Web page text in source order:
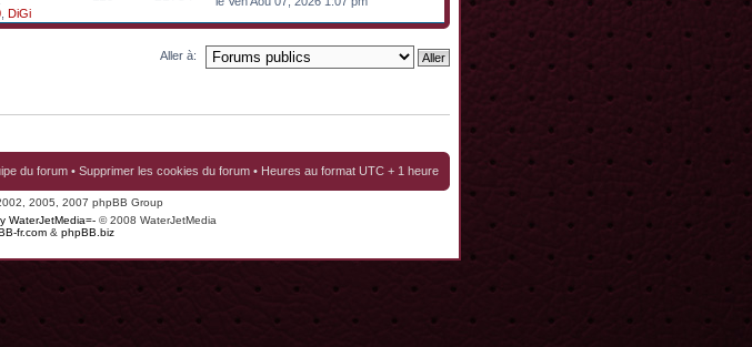
DiGi
Aller à:
du forum • Supprimer les cookies du forum • Heures au format UTC + 1 heure
2005, 2007 phpBB Group
WaterJetMedia=- © 2008 WaterJetMedia
fr.com & phpBB.biz